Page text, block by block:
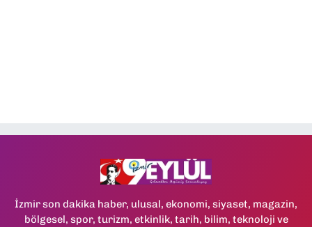
İzmir son dakika haber, ulusal, ekonomi, siyaset, magazin,
bölgesel, spor, turizm, etkinlik, tarih, bilim, teknoloji ve